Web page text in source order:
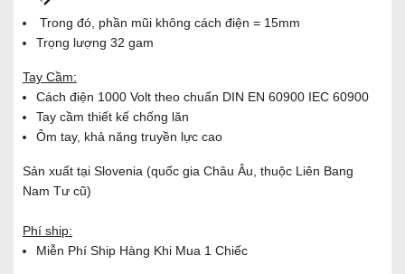
Trong đó, phần mũi không cách điện = 15mm
Trọng lượng 32 gam
Tay Cầm:
Cách điện 1000 Volt theo chuẩn DIN EN 60900 IEC 60900
Tay cầm thiết kế chống lăn
Ôm tay, khả năng truyền lực cao
Sản xuất tại Slovenia (quốc gia Châu Âu, thuộc Liên Bang
Nam Tư cũ)
Phí ship:
Miễn Phí Ship Hàng Khi Mua 1 Chiếc